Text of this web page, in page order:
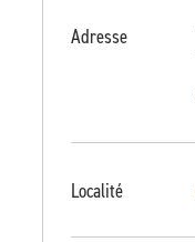
Adresse
Localité